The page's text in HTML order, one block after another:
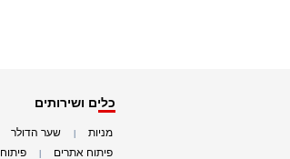
כלים ושירותים
מניות שער הדולר
פיתוח אתרים